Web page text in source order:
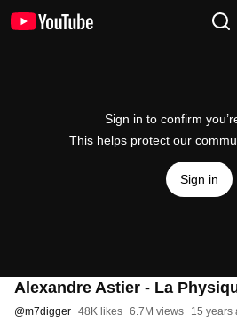
Sign in to confirm
This helps protect our
Sign in
Alexandre Astier - La
@m7digger 48K likes 6.7M views 15 years